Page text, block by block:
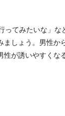
ってみたいな」な
ましょう。男性か
性が誘いやすくな